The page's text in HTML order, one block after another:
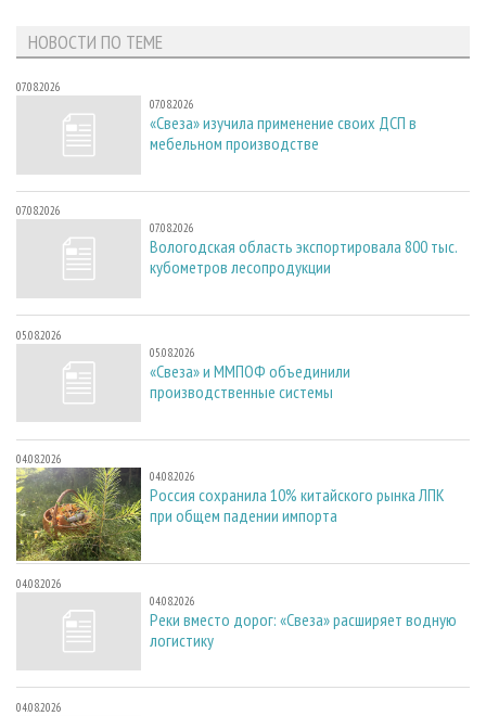
НОВОСТИ ПО ТЕМЕ
07.08.2026
07.08.2026
«Свеза» изучила применение своих ДСП в
мебельном производстве
07.08.2026
07.08.2026
Вологодская область экспортировала 800 тыс.
кубометров лесопродукции
05.08.2026
05.08.2026
«Свеза» и ММПОФ объединили
производственные системы
04.08.2026
04.08.2026
Россия сохранила 10% китайского рынка ЛПК
при общем падении импорта
04.08.2026
04.08.2026
Реки вместо дорог: «Свеза» расширяет водную
логистику
04.08.2026